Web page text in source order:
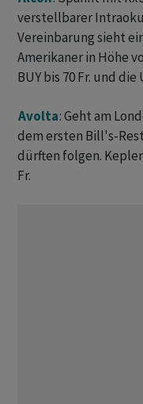
verstellbarer
Vereinbarung sieht
Amerikaner in Höhe
BUY bis 70 Fr. und die
Avolta: Geht am
dem ersten Bill's-
dürften folgen.
Fr.